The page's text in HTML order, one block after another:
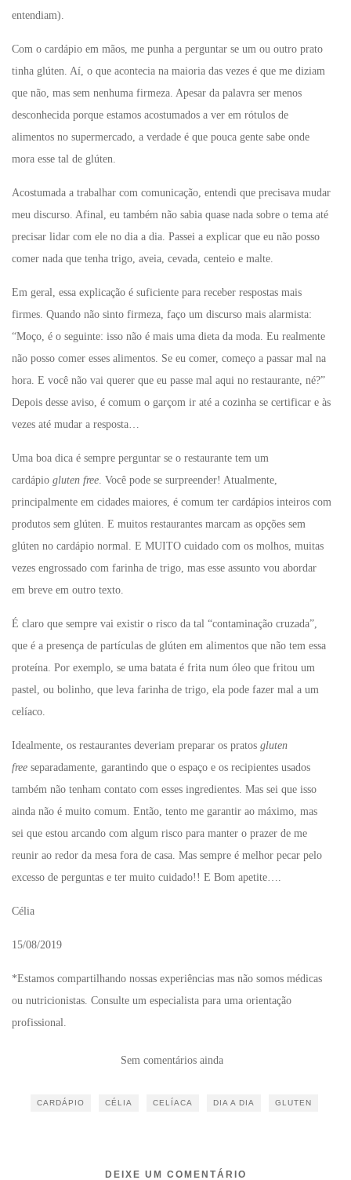
entendiam).
Com o cardápio em mãos, me punha a perguntar se um ou outro prato
tinha glúten. Aí, o que acontecia na maioria das vezes é que me diziam
que não, mas sem nenhuma firmeza. Apesar da palavra ser menos
desconhecida porque estamos acostumados a ver em rótulos de
alimentos no supermercado, a verdade é que pouca gente sabe onde
mora esse tal de glúten.
Acostumada a trabalhar com comunicação, entendi que precisava mudar
meu discurso. Afinal, eu também não sabia quase nada sobre o tema até
precisar lidar com ele no dia a dia. Passei a explicar que eu não posso
comer nada que tenha trigo, aveia, cevada, centeio e malte.
Em geral, essa explicação é suficiente para receber respostas mais
firmes. Quando não sinto firmeza, faço um discurso mais alarmista:
“Moço, é o seguinte: isso não é mais uma dieta da moda. Eu realmente
não posso comer esses alimentos. Se eu comer, começo a passar mal na
hora. E você não vai querer que eu passe mal aqui no restaurante, né?”
Depois desse aviso, é comum o garçom ir até a cozinha se certificar e às
vezes até mudar a resposta…
Uma boa dica é sempre perguntar se o restaurante tem um
cardápio gluten free . Você pode se surpreender! Atualmente,
principalmente em cidades maiores, é comum ter cardápios inteiros com
produtos sem glúten. E muitos restaurantes marcam as opções sem
glúten no cardápio normal. E MUITO cuidado com os molhos, muitas
vezes engrossado com farinha de trigo, mas esse assunto vou abordar
em breve em outro texto.
É claro que sempre vai existir o risco da tal “contaminação cruzada”,
que é a presença de partículas de glúten em alimentos que não tem essa
proteína. Por exemplo, se uma batata é frita num óleo que fritou um
pastel, ou bolinho, que leva farinha de trigo, ela pode fazer mal a um
celíaco.
Idealmente, os restaurantes deveriam preparar os pratos gluten
free separadamente, garantindo que o espaço e os recipientes usados
também não tenham contato com esses ingredientes. Mas sei que isso
ainda não é muito comum. Então, tento me garantir ao máximo, mas
sei que estou arcando com algum risco para manter o prazer de me
reunir ao redor da mesa fora de casa. Mas sempre é melhor pecar pelo
excesso de perguntas e ter muito cuidado!! E Bom apetite….
Célia
15/08/2019
*Estamos compartilhando nossas experiências mas não somos médicas
ou nutricionistas. Consulte um especialista para uma orientação
profissional.
Sem comentários ainda
CARDÁPIO CÉLIA CELÍACA DIA A DIA GLUTEN
DEIXE UM COMENTÁRIO